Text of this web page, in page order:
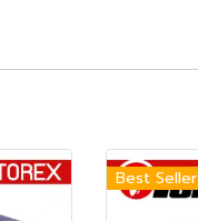
Best Seller